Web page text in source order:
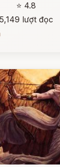
⭐ 4.8
5,149 lượt đọc